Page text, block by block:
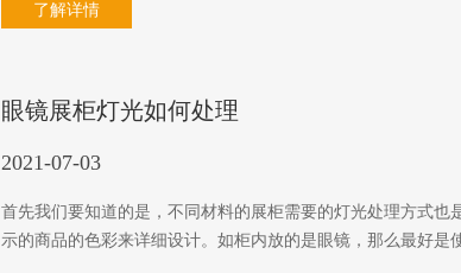
了解详情
眼镜展柜灯光如何处理
2021-07-03
首先我们要知道的是，不同材料的展柜需要的灯光处理方式也
示的商品的色彩来详细设计。如柜内放的是眼镜，那么最好